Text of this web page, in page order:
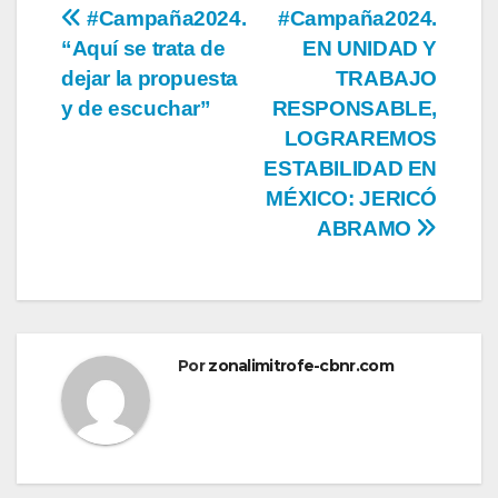
Navegación
de
entradas
#Campaña2024.
EN UNIDAD Y
TRABAJO
RESPONSABLE,
LOGRAREMOS
ESTABILIDAD EN
MÉXICO: JERICÓ
ABRAMO
#Campaña2024.
“Aquí se trata de
dejar la propuesta
y de escuchar”
Porzonalimitrofe-cbnr.com